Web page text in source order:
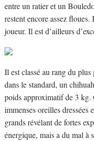
entre un ratier et un
restent encore assez
joueur. Il est d’ailleurs
Il est classé au rang du
dans le standard, un
poids approximatif de 3 kg.
immenses oreilles dressées
grands révélant de fortes
énergique, mais a du mal à